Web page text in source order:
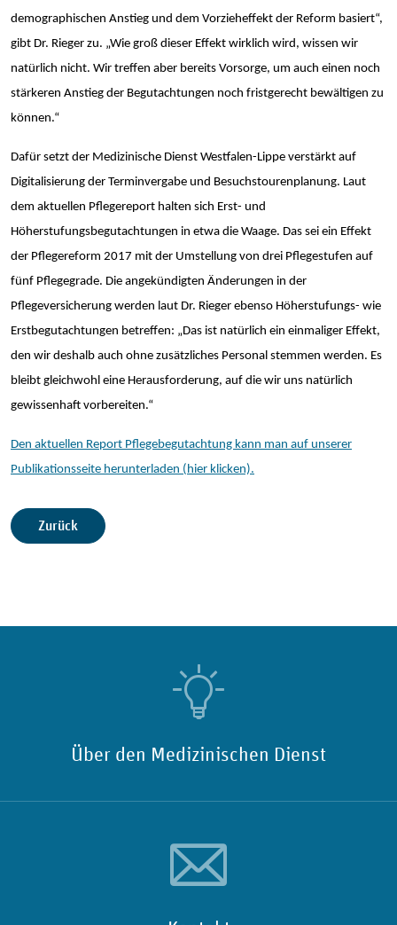
demographischen Anstieg und dem Vorzieheffekt der Reform basiert“,
gibt Dr. Rieger zu. „Wie groß dieser Effekt wirklich wird, wissen wir
natürlich nicht. Wir treffen aber bereits Vorsorge, um auch einen noch
stärkeren Anstieg der Begutachtungen noch fristgerecht bewältigen zu
können.“
Dafür setzt der Medizinische Dienst Westfalen-Lippe verstärkt auf
Digitalisierung der Terminvergabe und Besuchstourenplanung. Laut
dem aktuellen Pflegereport halten sich Erst- und
Höherstufungsbegutachtungen in etwa die Waage. Das sei ein Effekt
der Pflegereform 2017 mit der Umstellung von drei Pflegestufen auf
fünf Pflegegrade. Die angekündigten Änderungen in der
Pflegeversicherung werden laut Dr. Rieger ebenso Höherstufungs- wie
Erstbegutachtungen betreffen: „Das ist natürlich ein einmaliger Effekt,
den wir deshalb auch ohne zusätzliches Personal stemmen werden. Es
bleibt gleichwohl eine Herausforderung, auf die wir uns natürlich
gewissenhaft vorbereiten.“
Den aktuellen Report Pflegebegutachtung kann man auf unserer
Publikationsseite herunterladen (hier klicken).
Zurück
Über den Medizinischen Dienst